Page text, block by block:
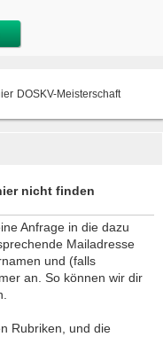
DOSKV-Meisterschaft
nicht finden
Anfrage in die dazu
Mailadresse
und (falls
an. So können wir dir
Rubriken, und die